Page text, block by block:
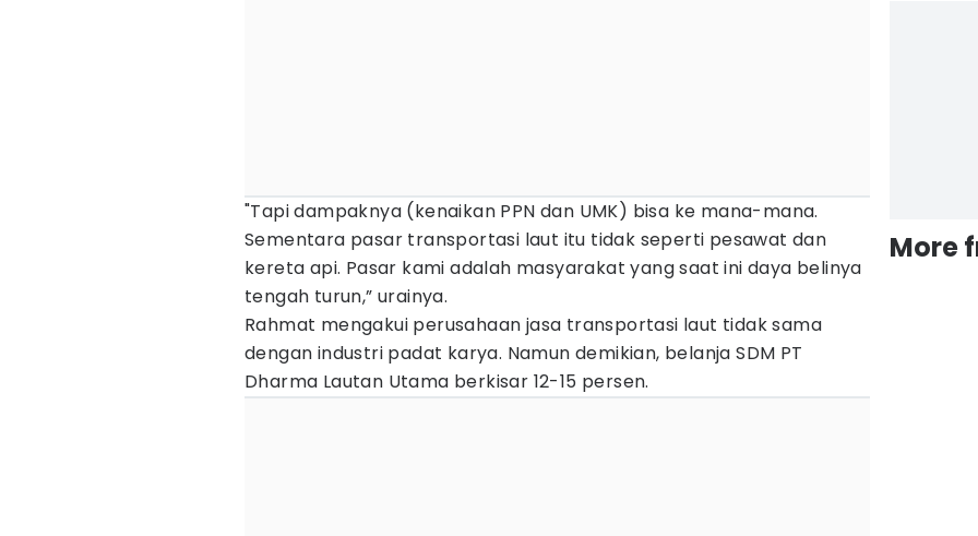
"Tapi dampaknya (kenaikan PPN dan UMK) bisa ke mana-mana.
Sementara pasar transportasi laut itu tidak seperti pesawat dan
kereta api. Pasar kami adalah masyarakat yang saat ini daya belinya
tengah turun,” urainya.
Rahmat mengakui perusahaan jasa transportasi laut tidak sama
dengan industri padat karya. Namun demikian, belanja SDM PT
Dharma Lautan Utama berkisar 12-15 persen.
More